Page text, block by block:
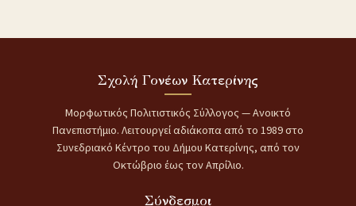
Σχολή Γονέων Κατερίνης
Μορφωτικός Πολιτιστικός Σύλλογος — Ανοικτό
Πανεπιστήμιο. Λειτουργεί αδιάκοπα από το 1989 στο
Συνεδριακό Κέντρο του Δήμου Κατερίνης, από τον
Οκτώβριο έως τον Απρίλιο.
Σύνδεσμοι